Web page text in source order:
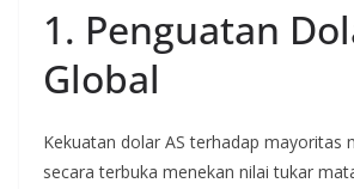
1. Penguatan
Global
Kekuatan dolar AS terhadap mayoritas
secara terbuka menekan nilai tukar